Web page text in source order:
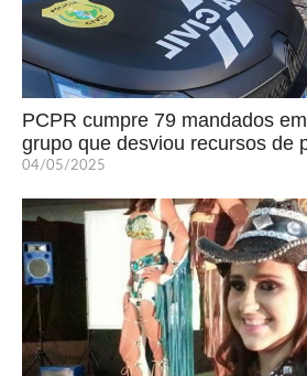
PCPR cumpre 79 mandados
grupo que desviou recursos de
04/05/2025